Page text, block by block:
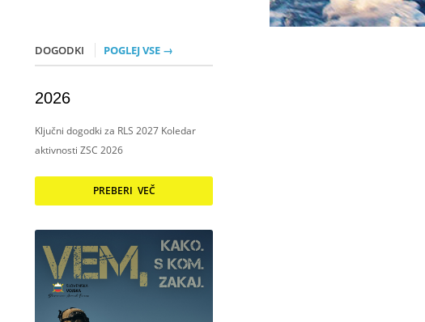
DOGODKI POGLEJ VSE →
2026
Ključni dogodki za RLS 2027 Koledar
aktivnosti ZSC 2026
PREBERI VEČ